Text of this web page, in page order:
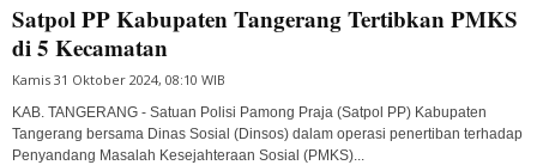
Satpol PP Kabupaten Tangerang Tertibkan PMKS
di 5 Kecamatan
Kamis 31 Oktober 2024, 08:10 WIB
KAB. TANGERANG - Satuan Polisi Pamong Praja (Satpol PP) Kabupaten
Tangerang bersama Dinas Sosial (Dinsos) dalam operasi penertiban terhadap
Penyandang Masalah Kesejahteraan Sosial (PMKS)...